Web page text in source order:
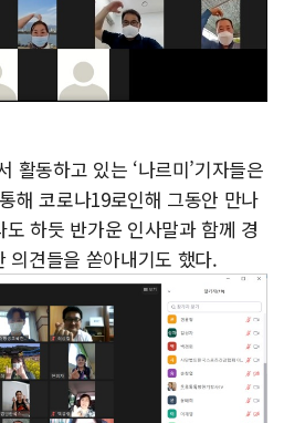
활동하고 있는 ‘나르미’기자들은
해 코로나19로인해 그동안 만나
하듯 반가운 인사말과 함께 경
의견들을 쏟아내기도 했다.